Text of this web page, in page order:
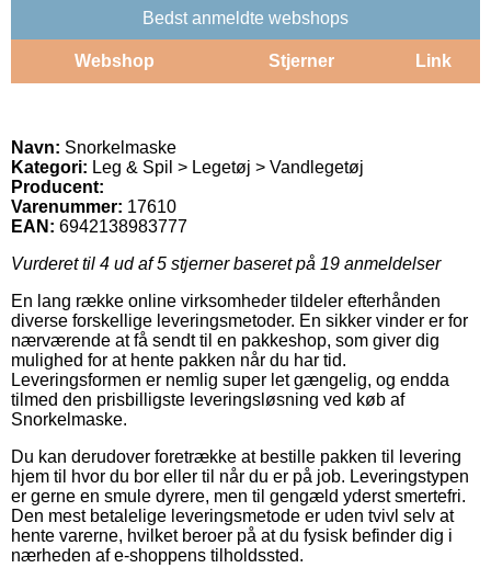
Bedst anmeldte webshops
Webshop Stjerner Link
Navn: Snorkelmaske
Kategori: Leg & Spil > Legetøj > Vandlegetøj
Producent:
Varenummer: 17610
EAN: 6942138983777
Vurderet til 4 ud af 5 stjerner baseret på 19 anmeldelser
En lang række online virksomheder tildeler efterhånden
diverse forskellige leveringsmetoder. En sikker vinder er for
nærværende at få sendt til en pakkeshop, som giver dig
mulighed for at hente pakken når du har tid.
Leveringsformen er nemlig super let gængelig, og endda
tilmed den prisbilligste leveringsløsning ved køb af
Snorkelmaske.
Du kan derudover foretrække at bestille pakken til levering
hjem til hvor du bor eller til når du er på job. Leveringstypen
er gerne en smule dyrere, men til gengæld yderst smertefri.
Den mest betalelige leveringsmetode er uden tvivl selv at
hente varerne, hvilket beroer på at du fysisk befinder dig i
nærheden af e-shoppens tilholdssted.